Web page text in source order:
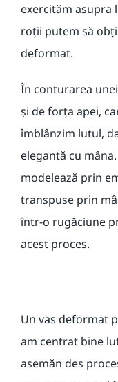
exercităm asupra
roții putem să
deformat.
În conturarea
și de forța apei,
îmblânzim lutul,
elegantă cu
modelează prin
transpuse prin
într-o rugăciune
acest proces.
Un vas deformat
am centrat bine
asemăn des